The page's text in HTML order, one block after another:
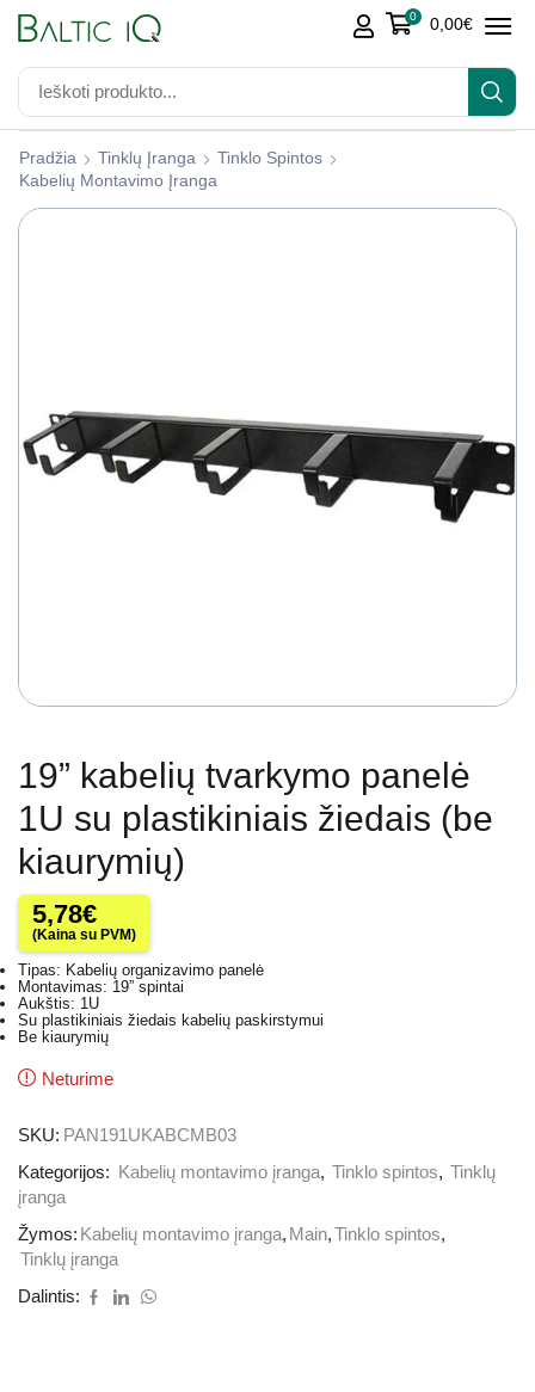
0 0,00€
Pradžia Tinklų Įranga
Tinklo Spintos
Kabelių Montavimo Įranga
19” kabelių tvarkymo panelė
1U su plastikiniais žiedais (be
kiaurymių)
5,78€
(Kaina su PVM)
Tipas: Kabelių organizavimo panelė
Montavimas: 19” spintai
Aukštis: 1U
Su plastikiniais žiedais kabelių paskirstymui
Be kiaurymių
Neturime
SKU: PAN191UKABCMB03
Kategorijos:
Kabelių montavimo įranga, Tinklo spintos, Tinklų
įranga
Žymos: Kabelių montavimo įranga, Main,Tinklo spintos,
Tinklų įranga
Dalintis: